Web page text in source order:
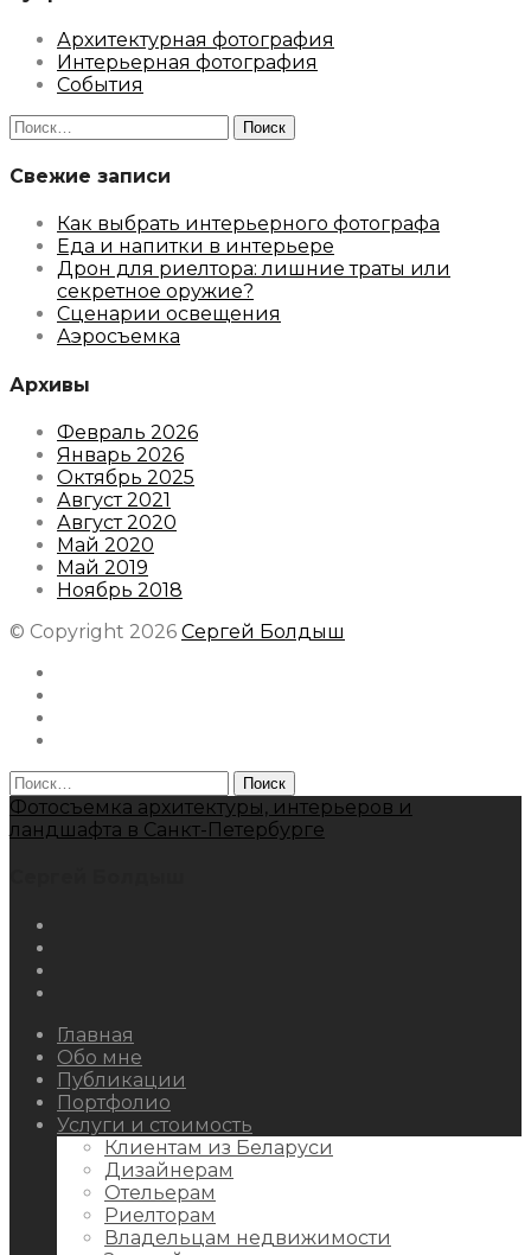
Архитектурная фотография
Интерьерная фотография
События
Найти:
Свежие записи
Как выбрать интерьерного фотографа
Еда и напитки в интерьере
Дрон для риелтора: лишние траты или
секретное оружие?
Сценарии освещения
Аэросъемка
Архивы
Февраль 2026
Январь 2026
Октябрь 2025
Август 2021
Август 2020
Май 2020
Май 2019
Ноябрь 2018
© Copyright 2026 Сергей Болдыш
Найти:
Фотосъемка архитектуры, интерьеров и
ландшафта в Санкт-Петербурге
Главная
Обо мне
Публикации
Портфолио
Услуги и стоимость
Клиентам из Беларуси
Дизайнерам
Отельерам
Риелторам
Владельцам недвижимости